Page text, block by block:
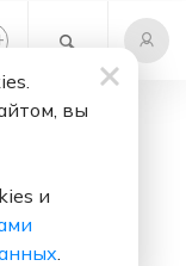
вы
и
.